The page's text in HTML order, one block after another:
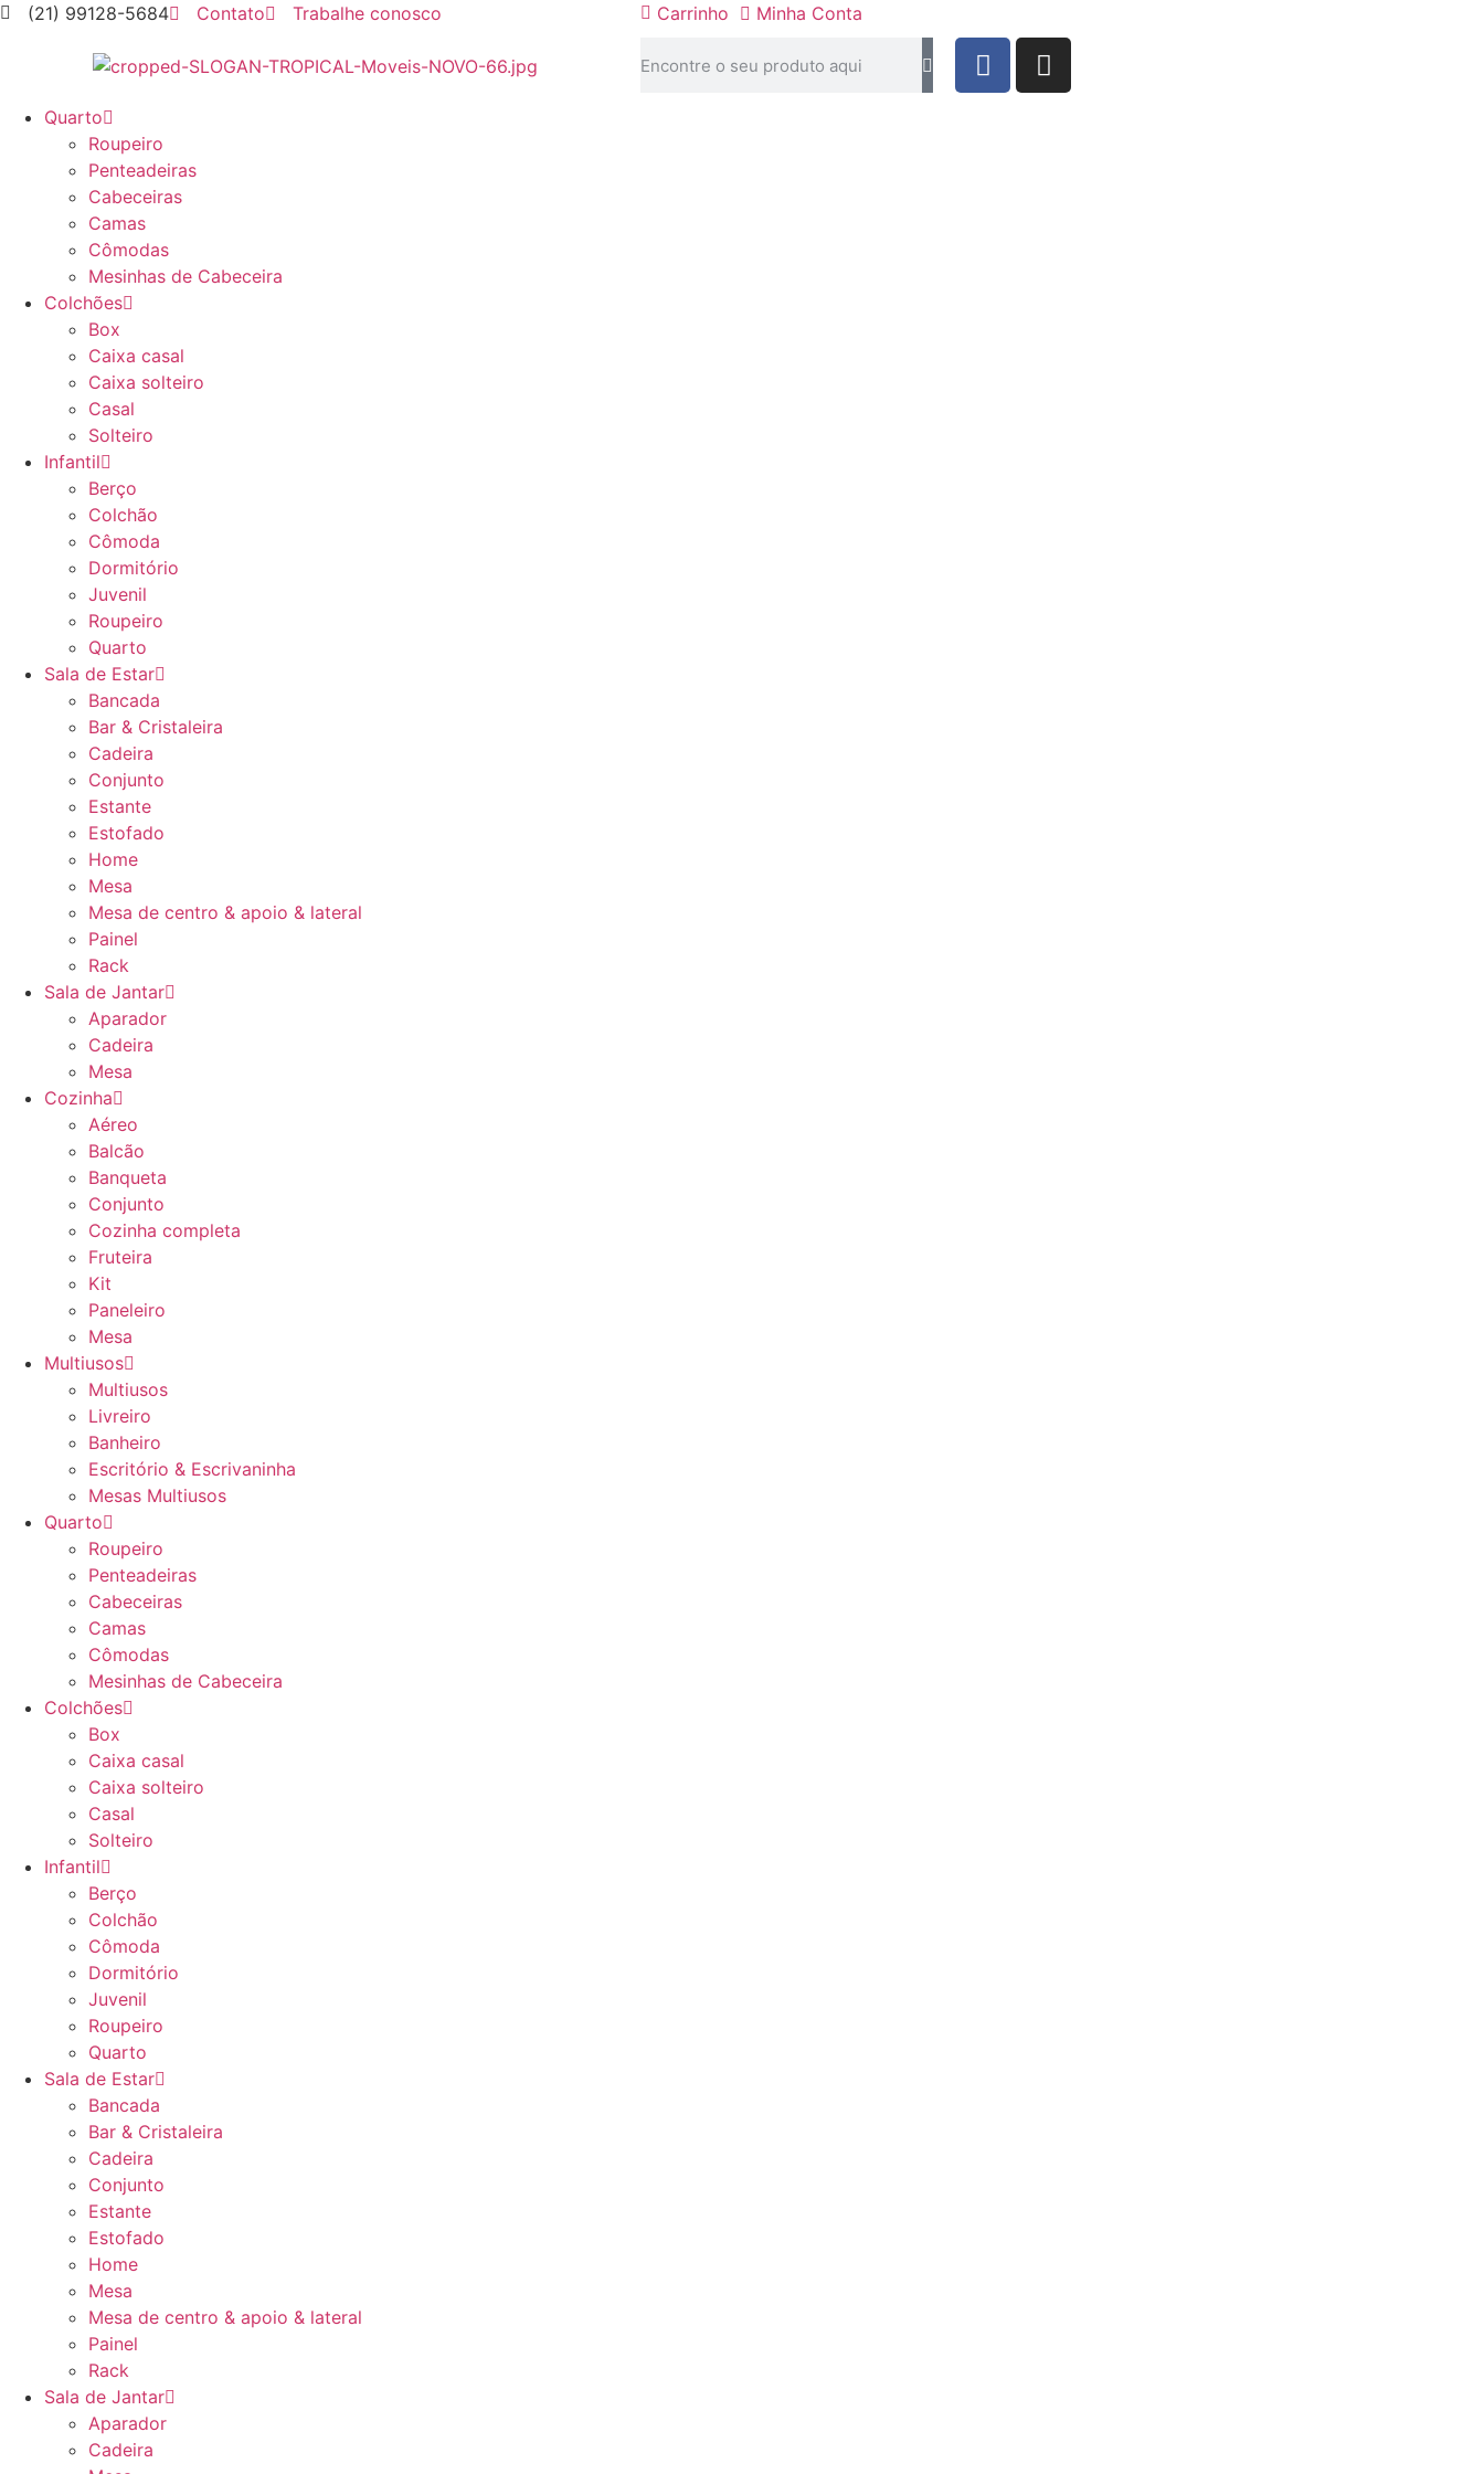
(21) 99128-5684 Contato Trabalhe conosco Carrinho Minha Conta
Quarto
Roupeiro
Penteadeiras
Cabeceiras
Camas
Cômodas
Mesinhas de Cabeceira
Colchões
Box
Caixa casal
Caixa solteiro
Casal
Solteiro
Infantil
Berço
Colchão
Cômoda
Dormitório
Juvenil
Roupeiro
Quarto
Sala de Estar
Bancada
Bar & Cristaleira
Cadeira
Conjunto
Estante
Estofado
Home
Mesa
Mesa de centro & apoio & lateral
Painel
Rack
Sala de Jantar
Aparador
Cadeira
Mesa
Cozinha
Aéreo
Balcão
Banqueta
Conjunto
Cozinha completa
Fruteira
Kit
Paneleiro
Mesa
Multiusos
Multiusos
Livreiro
Banheiro
Escritório & Escrivaninha
Mesas Multiusos
Quarto
Roupeiro
Penteadeiras
Cabeceiras
Camas
Cômodas
Mesinhas de Cabeceira
Colchões
Box
Caixa casal
Caixa solteiro
Casal
Solteiro
Infantil
Berço
Colchão
Cômoda
Dormitório
Juvenil
Roupeiro
Quarto
Sala de Estar
Bancada
Bar & Cristaleira
Cadeira
Conjunto
Estante
Estofado
Home
Mesa
Mesa de centro & apoio & lateral
Painel
Rack
Sala de Jantar
Aparador
Cadeira